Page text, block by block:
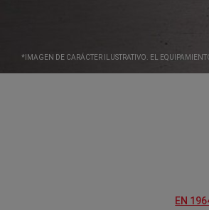
*IMAGEN DE CARÁCTER ILUSTRATIVO. EL
EN